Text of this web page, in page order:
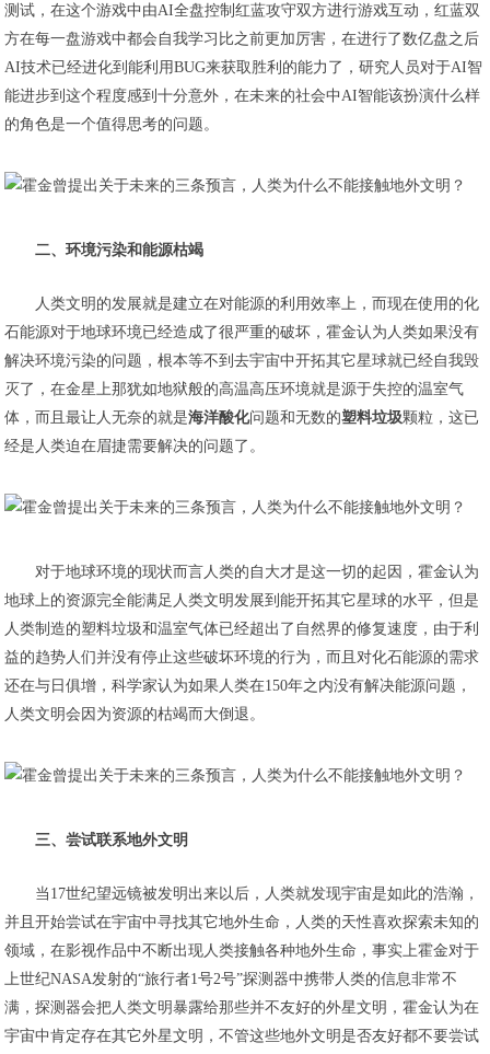
测试，在这个游戏中由AI全盘控制红蓝攻守双方进行游戏互动，红蓝双
方在每一盘游戏中都会自我学习比之前更加厉害，在进行了数亿盘之后
AI技术已经进化到能利用BUG来获取胜利的能力了，研究人员对于AI智
能进步到这个程度感到十分意外，在未来的社会中AI智能该扮演什么样
的角色是一个值得思考的问题。
二、环境污染和能源枯竭
人类文明的发展就是建立在对能源的利用效率上，而现在使用的化
石能源对于地球环境已经造成了很严重的破坏，霍金认为人类如果没有
解决环境污染的问题，根本等不到去宇宙中开拓其它星球就已经自我毁
灭了，在金星上那犹如地狱般的高温高压环境就是源于失控的温室气
体，而且最让人无奈的就是海洋酸化问题和无数的塑料垃圾颗粒，这已
经是人类迫在眉捷需要解决的问题了。
对于地球环境的现状而言人类的自大才是这一切的起因，霍金认为
地球上的资源完全能满足人类文明发展到能开拓其它星球的水平，但是
人类制造的塑料垃圾和温室气体已经超出了自然界的修复速度，由于利
益的趋势人们并没有停止这些破坏环境的行为，而且对化石能源的需求
还在与日俱增，科学家认为如果人类在150年之内没有解决能源问题，
人类文明会因为资源的枯竭而大倒退。
三、尝试联系地外文明
当17世纪望远镜被发明出来以后，人类就发现宇宙是如此的浩瀚，
并且开始尝试在宇宙中寻找其它地外生命，人类的天性喜欢探索未知的
领域，在影视作品中不断出现人类接触各种地外生命，事实上霍金对于
上世纪NASA发射的“旅行者1号2号”探测器中携带人类的信息非常不
满，探测器会把人类文明暴露给那些并不友好的外星文明，霍金认为在
宇宙中肯定存在其它外星文明，不管这些地外文明是否友好都不要尝试